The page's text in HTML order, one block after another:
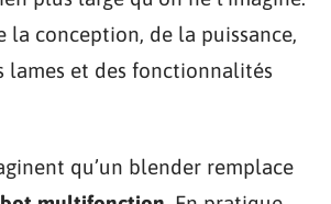
la conception, de la puissance,
lames et des fonctionnalités
qu’un blender remplace